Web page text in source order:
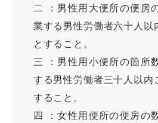
二 ：男性用大便所の便房
業する男性労働者六十人以
とすること。
三 ：男性用小便所の箇所
する男性労働者三十人以内
すること。
四 ：女性用便所の便房の